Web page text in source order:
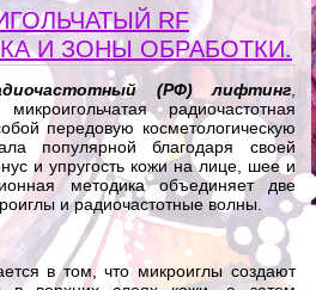
RF
И ЗОНЫ ОБРАБОТКИ.
(РФ) лифтинг,
радиочастотная
передовую косметологическую
популярной благодаря своей
и упругость кожи на лице, шее и
методика объединяет две
и радиочастотные волны.
в том, что микроиглы создают